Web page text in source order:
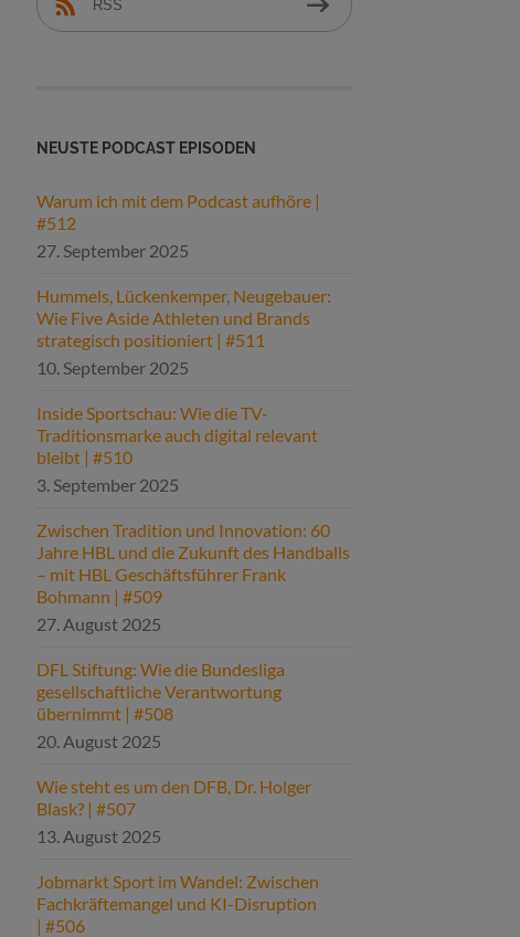
RSS
NEUSTE PODCAST EPISODEN
Warum ich mit dem Podcast aufhöre |
#512
27. September 2025
Hummels, Lückenkemper, Neugebauer:
Wie Five Aside Athleten und Brands
strategisch positioniert | #511
10. September 2025
Inside Sportschau: Wie die TV-
Traditionsmarke auch digital relevant
bleibt | #510
3. September 2025
Zwischen Tradition und Innovation: 60
Jahre HBL und die Zukunft des Handballs
– mit HBL Geschäftsführer Frank
Bohmann | #509
27. August 2025
DFL Stiftung: Wie die Bundesliga
gesellschaftliche Verantwortung
übernimmt | #508
20. August 2025
Wie steht es um den DFB, Dr. Holger
Blask? | #507
13. August 2025
Jobmarkt Sport im Wandel: Zwischen
Fachkräftemangel und KI-Disruption
| #506